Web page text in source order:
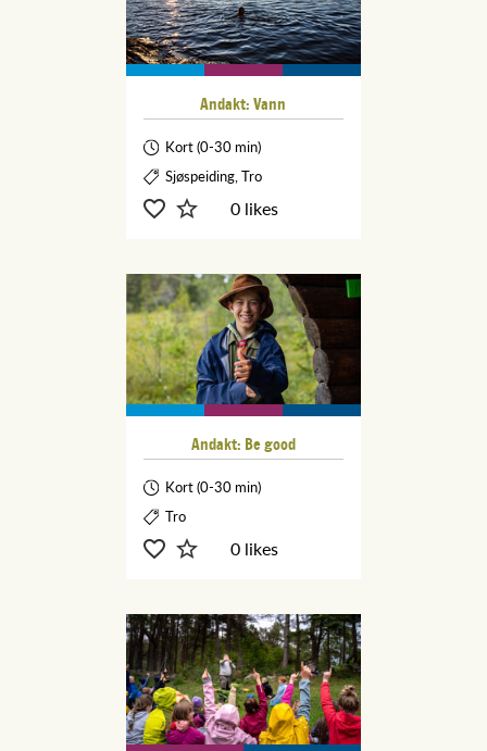
Andakt: Vann
Kort (0-30 min)
Sjøspeiding, Tro
0 likes
Andakt: Be good
Kort (0-30 min)
Tro
0 likes